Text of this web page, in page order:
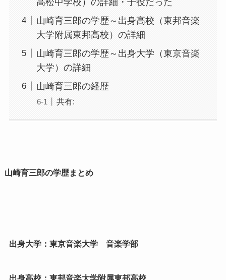
山崎育三郎の学歴～出身高校（東邦音楽
大学附属東邦高校）の詳細
山崎育三郎の学歴～出身大学（東京音楽
大学）の詳細
山崎育三郎の経歴
共有:
山崎育三郎の学歴まとめ
出身大学：東京音楽大学 音楽学部
出身高校：東邦音楽大学附属東邦高校